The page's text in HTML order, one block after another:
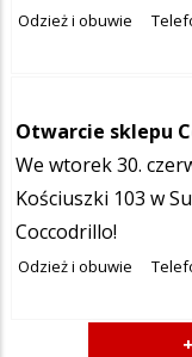
Odzież i obuwie
Otwarcie sklepu
We wtorek 30.
Kościuszki 103 w
Coccodrillo!
Odzież i obuwie